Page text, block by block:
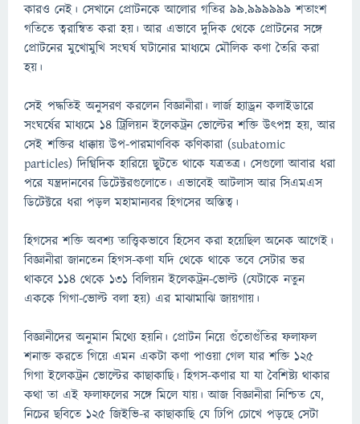
কারও নেই। সেখানে প্রোটনকে আলোর গতির ৯৯.৯৯৯৯৯৯ শতাংশ
গতিতে ত্বরান্বিত করা হয়। আর এভাবে দুদিক থেকে প্রোটনের সঙ্গে
প্রোটনের মুখোমুখি সংঘর্ষ ঘটানোর মাধ্যমে মৌলিক কণা তৈরি করা
হয়।
সেই পদ্ধতিই অনুসরণ করলেন বিজ্ঞানীরা। লার্জ হ্যাড্রন কলাইডারে
সংঘর্ষের মাধ্যমে ১৪ ট্রিলিয়ন ইলেকট্রন ভোল্টের শক্তি উৎপন্ন হয়, আর
সেই শক্তির ধাক্কায় উপ-পারমাণবিক কণিকারা (subatomic
particles) দিগ্বিদিক হারিয়ে ছুটতে থাকে যত্রতত্র। সেগুলো আবার ধরা
পরে যন্ত্রদানবের ডিটেক্টরগুলোতে। এভাবেই আটলাস আর সিএমএস
ডিটেক্টরে ধরা পড়ল মহামান্যবর হিগসের অস্তিত্ব।
হিগসের শক্তি অবশ্য তাত্ত্বিকভাবে হিসেব করা হয়েছিল অনেক আগেই।
বিজ্ঞানীরা জানতেন হিগস-কণা যদি থেকে থাকে তবে সেটার ভর
থাকবে ১১৪ থেকে ১৩১ বিলিয়ন ইলেকট্রন-ভোল্ট (যেটাকে নতুন
এককে গিগা-ভোল্ট বলা হয়) এর মাঝামাঝি জায়গায়।
বিজ্ঞানীদের অনুমান মিথ্যে হয়নি। প্রোটন নিয়ে গুঁতোগুঁতির ফলাফল
শনাক্ত করতে গিয়ে এমন একটা কণা পাওয়া গেল যার শক্তি ১২৫
গিগা ইলেকট্রন ভোল্টের কাছাকাছি। হিগস-কণার যা যা বৈশিষ্ট্য থাকার
কথা তা এই ফলাফলের সঙ্গে মিলে যায়। আজ বিজ্ঞানীরা নিশ্চিত যে,
নিচের ছবিতে ১২৫ জিইভি-র কাছাকাছি যে ঢিপি চোখে পড়ছে সেটা